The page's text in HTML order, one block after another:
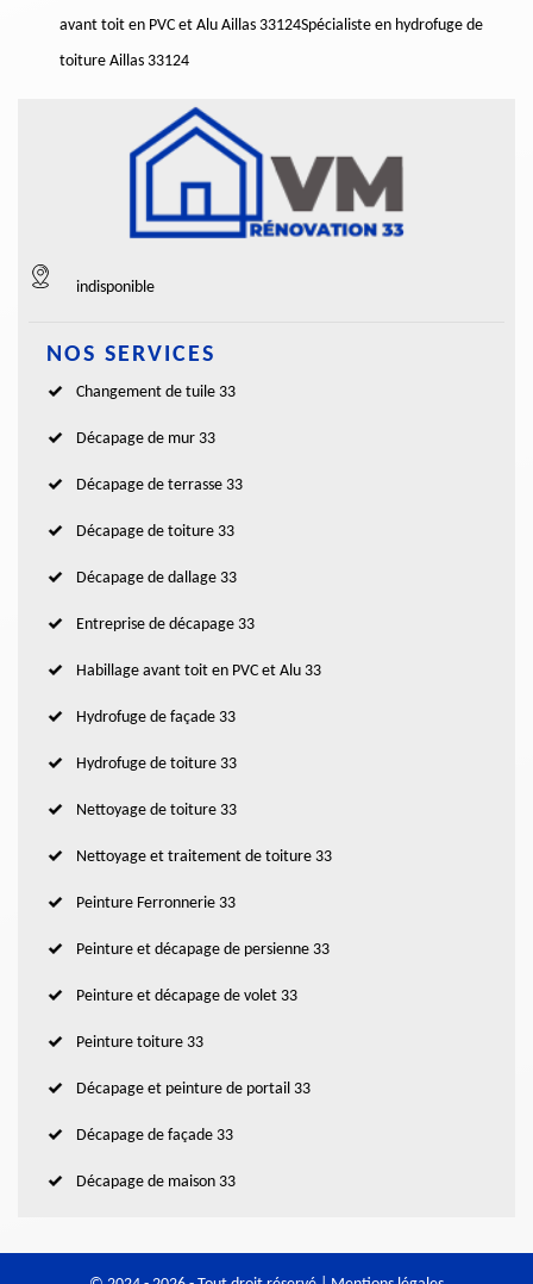
avant toit en PVC et Alu Aillas 33124Spécialiste en hydrofuge de
toiture Aillas 33124
indisponible
NOS SERVICES
Changement de tuile 33
Décapage de mur 33
Décapage de terrasse 33
Décapage de toiture 33
Décapage de dallage 33
Entreprise de décapage 33
Habillage avant toit en PVC et Alu 33
Hydrofuge de façade 33
Hydrofuge de toiture 33
Nettoyage de toiture 33
Nettoyage et traitement de toiture 33
Peinture Ferronnerie 33
Peinture et décapage de persienne 33
Peinture et décapage de volet 33
Peinture toiture 33
Décapage et peinture de portail 33
Décapage de façade 33
Décapage de maison 33